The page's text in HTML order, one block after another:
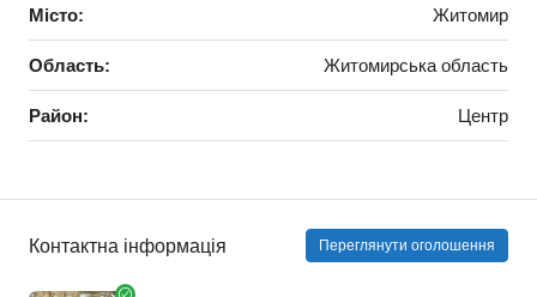
Місто: Житомир
Область: Житомирська область
Район: Центр
Контактна інформація Переглянути оголошення